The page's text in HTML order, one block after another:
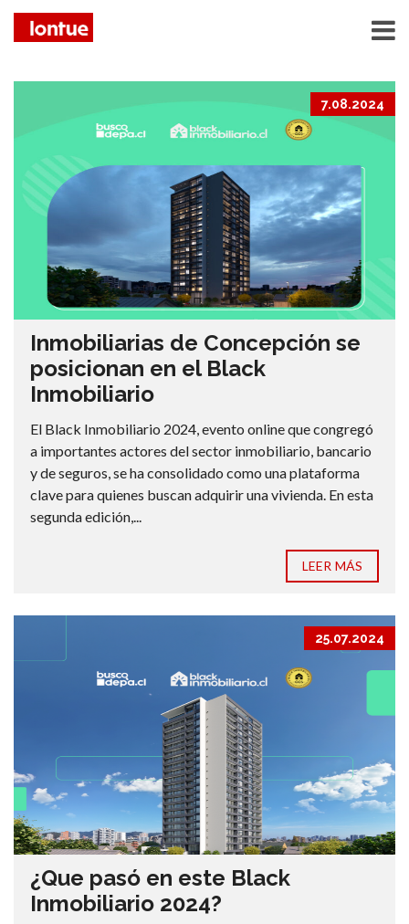
7.08.2024
Inmobiliarias de Concepción se
posicionan en el Black
Inmobiliario
El Black Inmobiliario 2024, evento online que congregó
a importantes actores del sector inmobiliario, bancario
y de seguros, se ha consolidado como una plataforma
clave para quienes buscan adquirir una vivienda. En esta
segunda edición,...
LEER MÁS
25.07.2024
¿Que pasó en este Black
Inmobiliario 2024?